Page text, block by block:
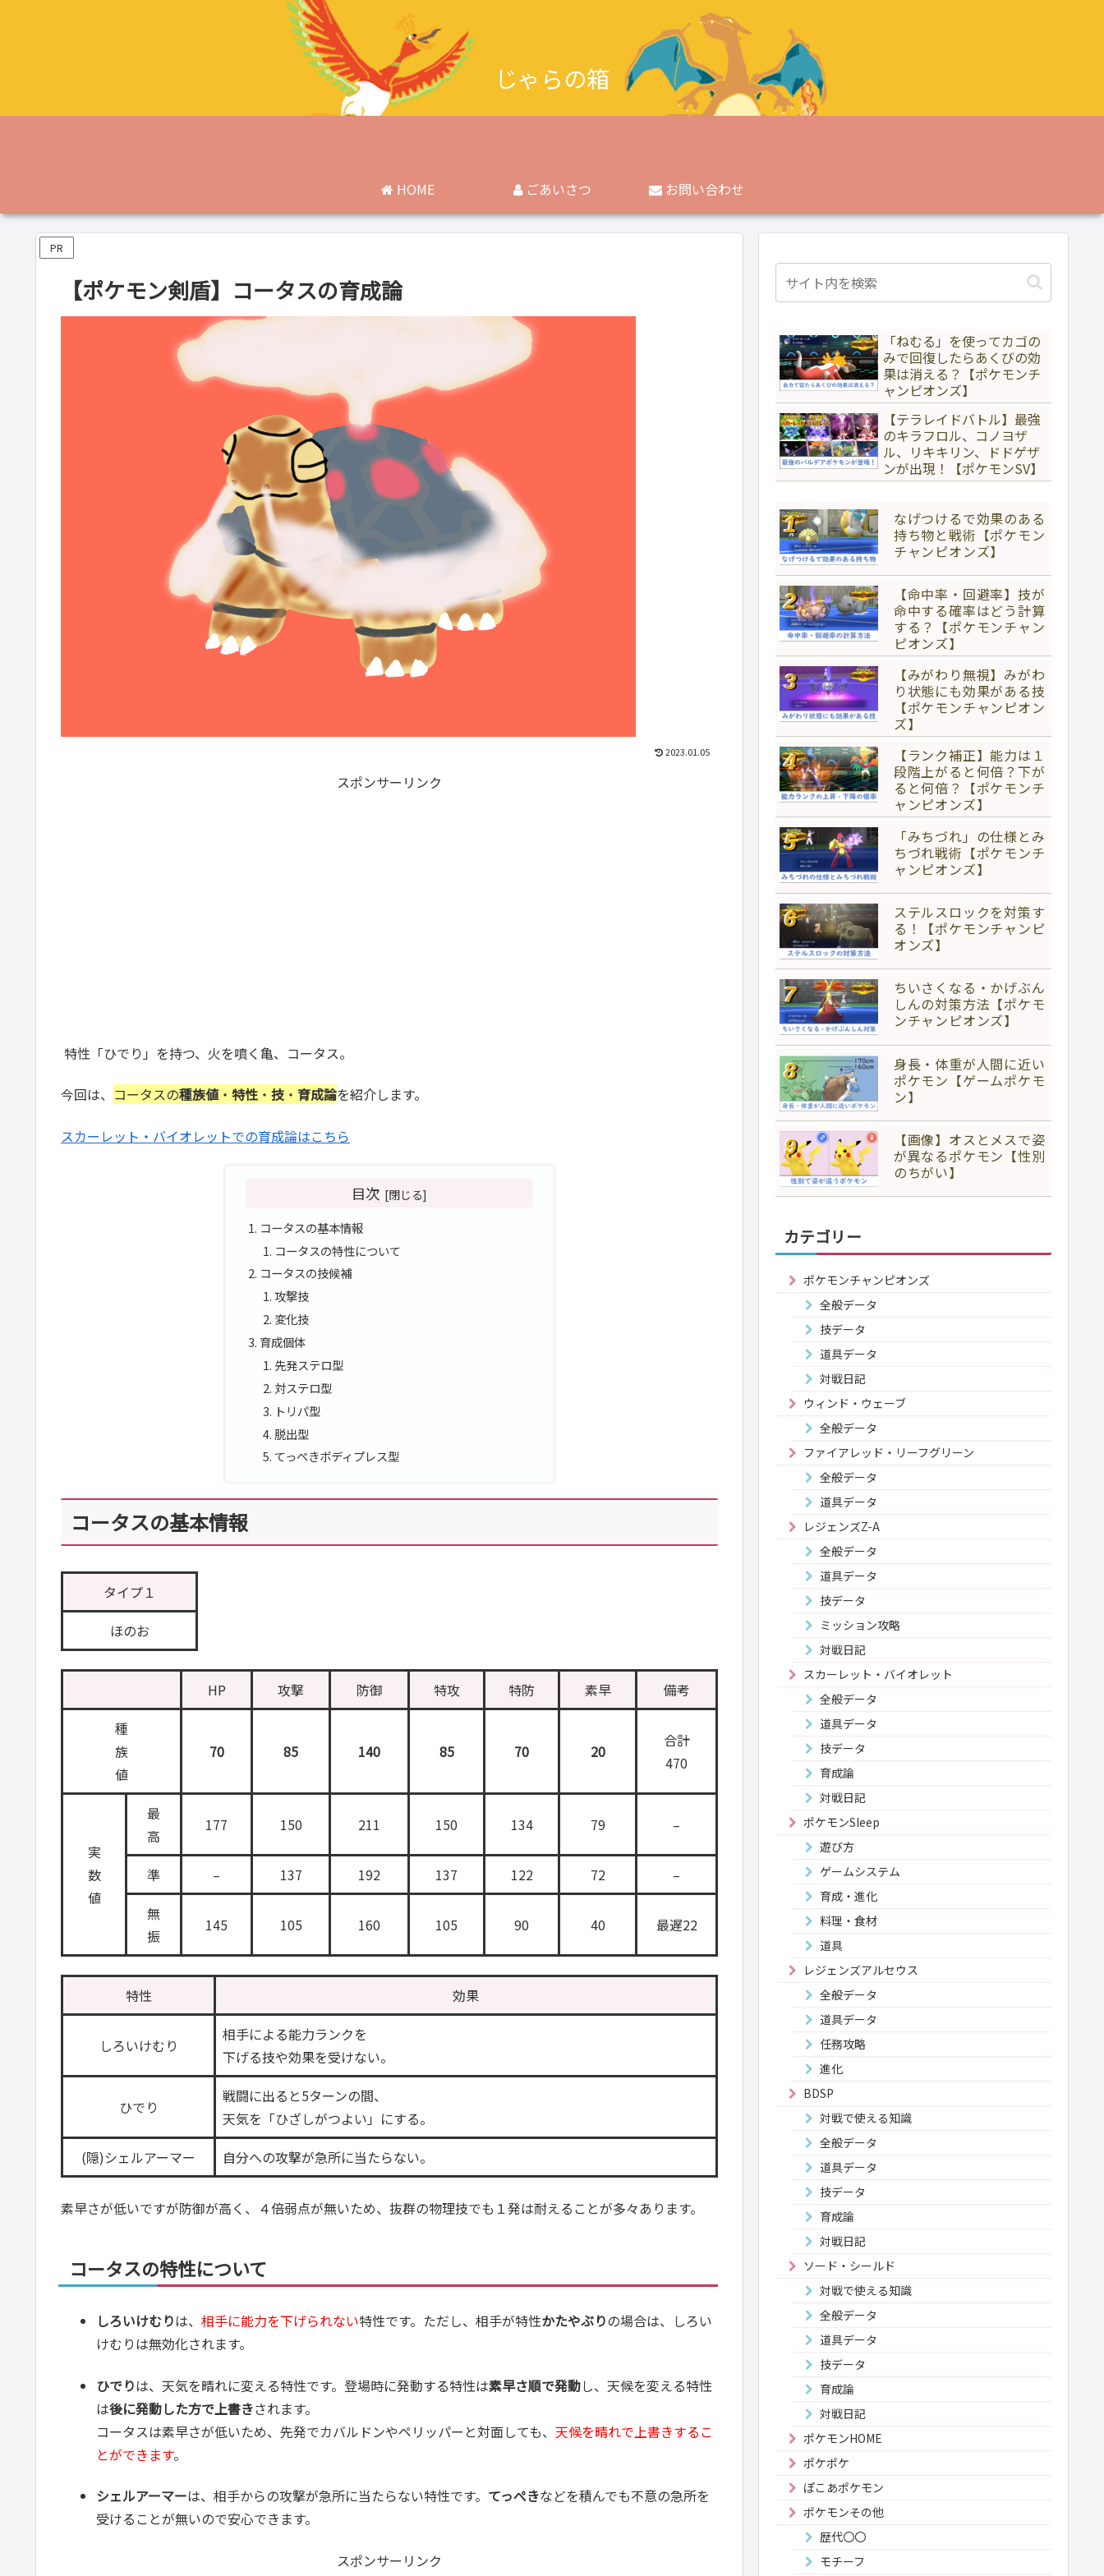
じゃらの箱
HOME ごあいさつ お問い合わせ
PR
【ポケモン剣盾】コータスの育成論
2023.01.05
スポンサーリンク
特性「ひでり」を持つ、火を噴く亀、コータス。
今回は、 コータスの種族値・ 特性 ・ 技 ・ 育成論を紹介します。
スカーレット・バイオレットでの育成論はこちら
目次
コータスの基本情報
コータスの特性について
コータスの技候補
攻撃技
変化技
育成個体
先発ステロ型
対ステロ型
トリパ型
脱出型
てっぺきボディプレス型
コータスの基本情報
タイプ１
ほのお
HP 攻撃 防御 特攻 特防 素早
備考
種
族
値
70 85 140 85 70 20
合計
470
実
数
値
最
高
177 150 211 150 134 79 –
準 – 137 192 137 122 72
–
無
振
145 105 160 105 90 40 最遅22
特性 効果
しろいけむり
相手による能力ランクを
下げる技や効果を受けない。
ひでり
戦闘に出ると5ターンの間、
天気を「ひざしがつよい」にする。
(隠)シェルアーマー
自分への攻撃が急所に当たらない。
素早さが低いですが防御が高く、４倍弱点が無いため、抜群の物理技でも１発は耐えることが多々あります。
コータスの特性について
しろいけむりは、相手に能力を下げられない特性です。ただし、相手が特性かたやぶりの場合は、しろい
けむりは無効化されます。
ひでりは、天気を晴れに変える特性です。登場時に発動する特性は素早さ順で発動し、天候を変える特性
は後に発動した方で上書きされます。
コータスは素早さが低いため、先発でカバルドンやペリッパーと対面しても、天候を晴れで上書きするこ
とができます。
シェルアーマーは、相手からの攻撃が急所に当たらない特性です。 てっぺきなどを積んでも不意の急所を
受けることが無いので安心できます。
スポンサーリンク
「ねむる」を使ってカゴの
みで回復したらあくびの効
果は消える？【ポケモンチ
ャンピオンズ】
【テラレイドバトル】最強
のキラフロル、コノヨザ
ル、リキキリン、ドドゲザ
ンが出現！【ポケモンSV】
なげつけるで効果のある
持ち物と戦術【ポケモン
チャンピオンズ】
【命中率・回避率】技が
命中する確率はどう計算
する？【ポケモンチャン
ピオンズ】
【みがわり無視】みがわ
り状態にも効果がある技
【ポケモンチャンピオン
ズ】
【ランク補正】能力は１
段階上がると何倍？下が
ると何倍？【ポケモンチ
ャンピオンズ】
「みちづれ」の仕様とみ
ちづれ戦術【ポケモンチ
ャンピオンズ】
ステルスロックを対策す
る！【ポケモンチャンピ
オンズ】
ちいさくなる・かげぶん
しんの対策方法【ポケモ
ンチャンピオンズ】
身長・体重が人間に近い
ポケモン【ゲームポケモ
ン】
【画像】オスとメスで姿
が異なるポケモン【性別
のちがい】
カテゴリー
ポケモンチャンピオンズ
全般データ
技データ
道具データ
対戦日記
ウィンド・ウェーブ
全般データ
ファイアレッド・リーフグリーン
全般データ
道具データ
レジェンズZ-A
全般データ
道具データ
技データ
ミッション攻略
対戦日記
スカーレット・バイオレット
全般データ
道具データ
技データ
育成論
対戦日記
ポケモンSleep
遊び方
ゲームシステム
育成・進化
料理・食材
道具
レジェンズアルセウス
全般データ
道具データ
任務攻略
進化
BDSP
対戦で使える知識
全般データ
道具データ
技データ
育成論
対戦日記
ソード・シールド
対戦で使える知識
全般データ
道具データ
技データ
育成論
対戦日記
ポケモンHOME
ポケポケ
ぽこあポケモン
ポケモンその他
歴代〇〇
モチーフ